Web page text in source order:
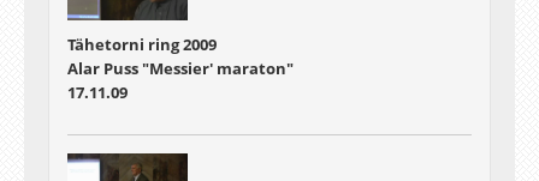
Tähetorni ring 2009
Alar Puss "Messier' maraton"
17.11.09